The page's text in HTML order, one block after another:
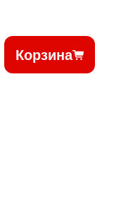
Корзина